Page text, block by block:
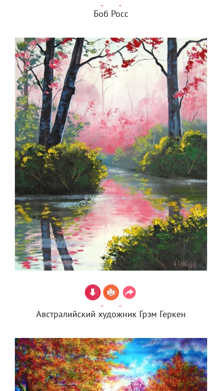
Боб Росс
Австралийский художник Грэм Геркен